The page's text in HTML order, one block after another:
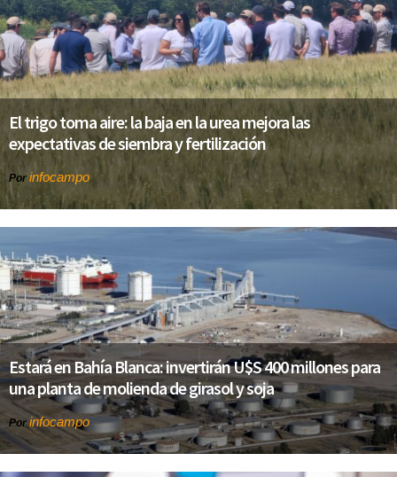
El trigo toma aire: la baja en la urea mejora las
expectativas de siembra y fertilización
Por infocampo
Estará en Bahía Blanca: invertirán U$S 400 millones para
una planta de molienda de girasol y soja
Por infocampo